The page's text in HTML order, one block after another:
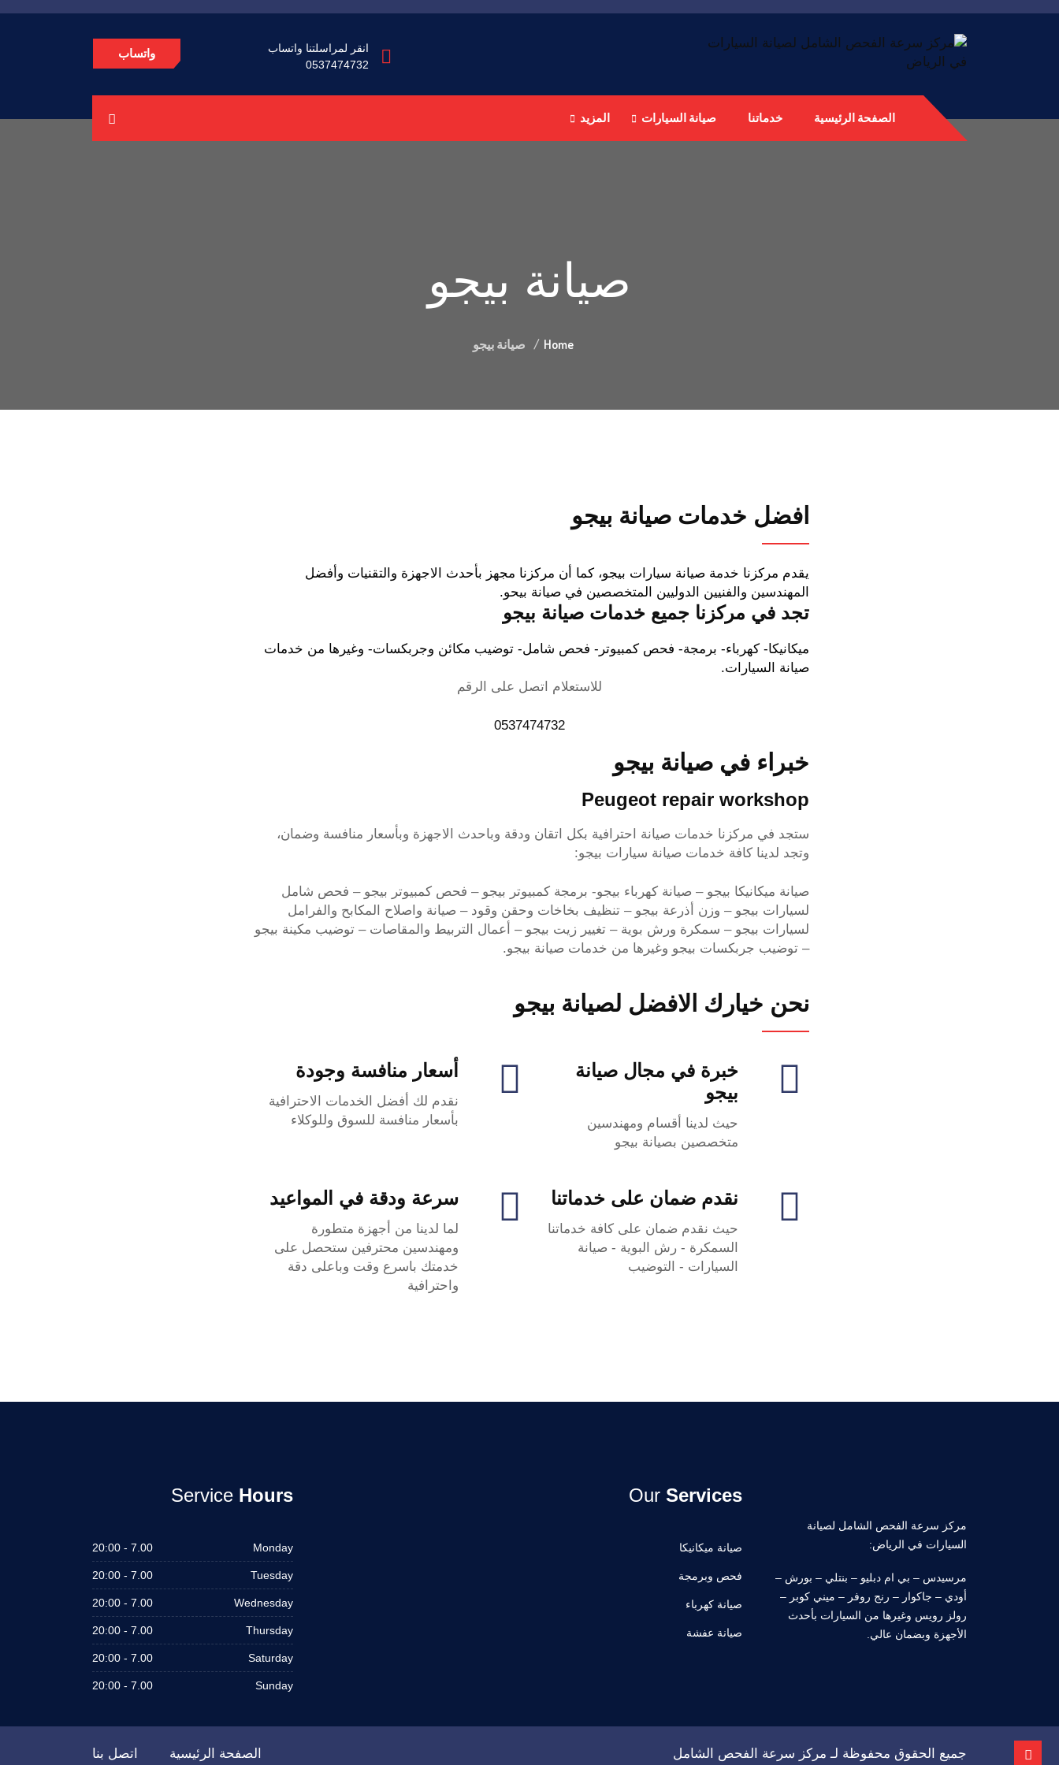
انقر لمراسلتنا واتساب
0537474732
واتساب
الصفحة الرئيسية خدماتنا صيانة السيارات المزيد
صيانة بيجو
Home صيانة بيجو
افضل خدمات صيانة بيجو
يقدم مركزنا خدمة صيانة سيارات بيجو، كما أن مركزنا مجهز بأحدث الاجهزة والتقنيات وأفضل
المهندسين والفنيين الدوليين المتخصصين في صيانة بيحو.
تجد في مركزنا جميع خدمات صيانة بيجو
ميكانيكا- كهرباء- برمجة- فحص كمبيوتر- فحص شامل- توضيب مكائن وجربكسات- وغيرها من خدمات
صيانة السيارات.
للاستعلام اتصل على الرقم
0537474732
خبراء في صيانة بيجو
Peugeot repair workshop
ستجد في مركزنا خدمات صيانة احترافية بكل اتقان ودقة وباحدث الاجهزة وبأسعار منافسة وضمان،
وتجد لدينا كافة خدمات صيانة سيارات بيجو:
صيانة ميكانيكا بيجو – صيانة كهرباء بيجو- برمجة كمبيوتر بيجو – فحص كمبيوتر بيجو – فحص شامل
لسيارات بيجو – وزن أذرعة بيجو – تنظيف بخاخات وحقن وقود – صيانة واصلاح المكابح والفرامل
لسيارات بيجو – سمكرة ورش بوية – تغيير زيت بيجو – أعمال التربيط والمقاصات – توضيب مكينة بيجو
– توضيب جربكسات بيجو وغيرها من خدمات صيانة بيجو.
نحن خيارك الافضل لصيانة بيجو
خبرة في مجال صيانة
بيجو
حيث لدينا أقسام ومهندسين
متخصصين بصيانة بيجو
أسعار منافسة وجودة
نقدم لك أفضل الخدمات الاحترافية
بأسعار منافسة للسوق وللوكلاء
نقدم ضمان على خدماتنا
حيث نقدم ضمان على كافة خدماتنا
السمكرة - رش البوية - صيانة
السيارات - التوضيب
سرعة ودقة في المواعيد
لما لدينا من أجهزة متطورة
ومهندسين محترفين ستحصل على
خدمتك باسرع وقت وباعلى دقة
واحترافية
مركز سرعة الفحص الشامل لصيانة
السيارات في الرياض:
مرسيدس – بي ام دبليو – بنتلي – بورش –
أودي – جاكوار – رنج روفر – ميني كوبر –
رولز رويس وغيرها من السيارات بأحدث
الأجهزة وبضمان عالي.
Our Services
صيانة ميكانيكا
فحص وبرمجة
صيانة كهرباء
صيانة عفشة
Service Hours
Monday
7.00 - 20:00
Tuesday
7.00 - 20:00
Wednesday
7.00 - 20:00
Thursday
7.00 - 20:00
Saturday
7.00 - 20:00
Sunday
7.00 - 20:00
جميع الحقوق محفوظة لـ مركز سرعة الفحص الشامل الصفحة الرئيسية اتصل بنا